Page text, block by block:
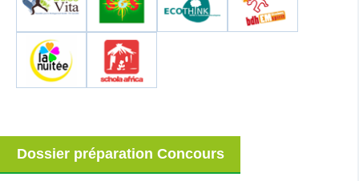
Dossier préparation Concours